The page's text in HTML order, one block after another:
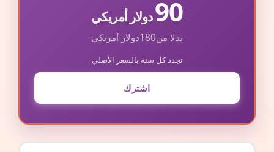
90دولار أمريكي
بدلا من180دولار أمريكي
تجدد كل سنة بالسعر الأصلي
اشترك